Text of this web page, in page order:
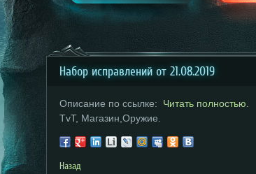
Набор исправлений от 21.08.2019
Описание по ссылке: Читать полностью.
TvT, Магазин,Оружие.
Назад